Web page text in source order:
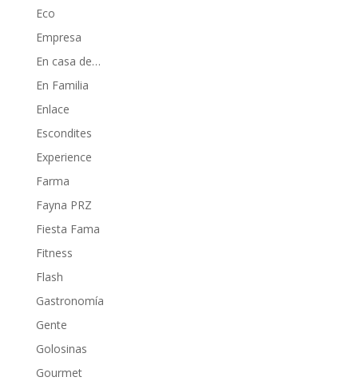
Eco
Empresa
En casa de…
En Familia
Enlace
Escondites
Experience
Farma
Fayna PRZ
Fiesta Fama
Fitness
Flash
Gastronomía
Gente
Golosinas
Gourmet